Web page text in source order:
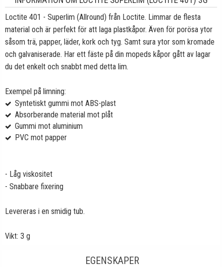
Loctite 401 - Superlim (Allround) från Loctite. Limmar de flesta
material och är perfekt för att laga plastkåpor. Även för porösa ytor
såsom trä, papper, läder, kork och tyg. Samt sura ytor som kromade
och galvaniserade. Har ett fäste på din mopeds kåpor gått av lagar
du det enkelt och snabbt med detta lim.
Exempel på limning:
Syntetiskt gummi mot ABS-plast
Absorberande material mot plåt
Gummi mot aluminium
PVC mot papper
- Låg viskositet
- Snabbare fixering
Levereras i en smidig tub.
Vikt: 3 g
EGENSKAPER